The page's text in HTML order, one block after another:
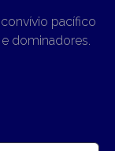
pacífico
dominadores.